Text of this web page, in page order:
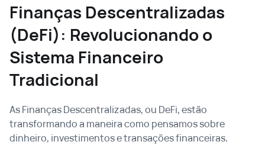
Finanças Descentralizadas
(DeFi): Revolucionando o
Sistema Financeiro
Tradicional
As Finanças Descentralizadas, ou DeFi, estão
transformando a maneira como pensamos sobre
dinheiro, investimentos e transações financeiras.